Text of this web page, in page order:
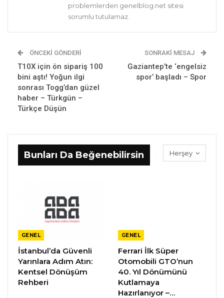
problemlerden genelblog.net sitesi
sorumlu tutulamaz.
ÖNCEKI GÖNDERI
T10X için ön sipariş 100
bini aştı! Yoğun ilgi
sonrası Togg’dan güzel
haber – Türkgün –
Türkçe Düşün
SONRAKI MESAJ
Gaziantep’te ‘engelsiz
spor’ başladı – Spor
Herşey
Bunları Da Beğenebilirsin
GENEL
İstanbul’da Güvenli
Yarınlara Adım Atın:
Kentsel Dönüşüm
Rehberi
GENEL
Ferrari İlk Süper
Otomobili GTO’nun
40. Yıl Dönümünü
Kutlamaya
Hazırlanıyor –…